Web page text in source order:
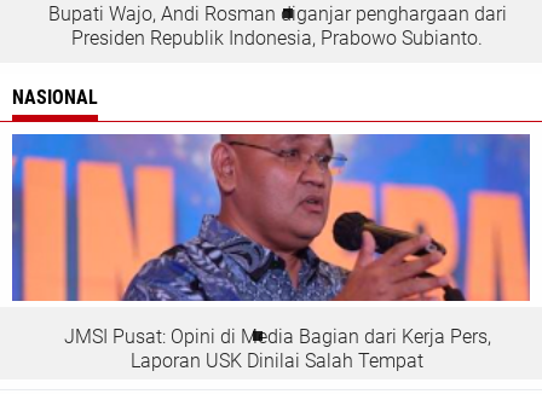
Bupati Wajo, Andi Rosman diganjar penghargaan dari
Presiden Republik Indonesia, Prabowo Subianto.
NASIONAL
JMSI Pusat: Opini di Media Bagian dari Kerja Pers,
Laporan USK Dinilai Salah Tempat